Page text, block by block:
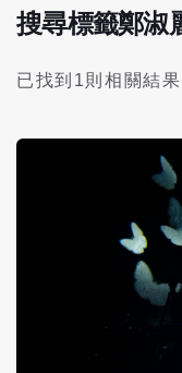
搜尋標籤鄭淑
已找到1則相關結果